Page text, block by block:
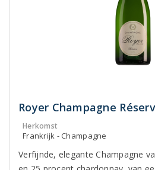
Royer Champagne
Herkomst
Frankrijk - Champagne
Verfijnde, elegante Champagne